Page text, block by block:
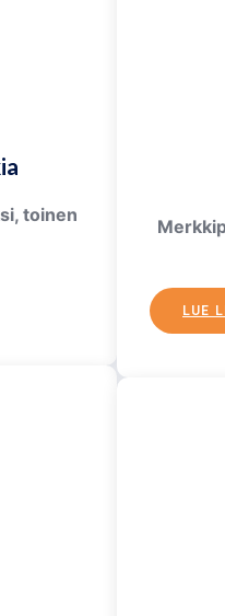
toinen
LUE